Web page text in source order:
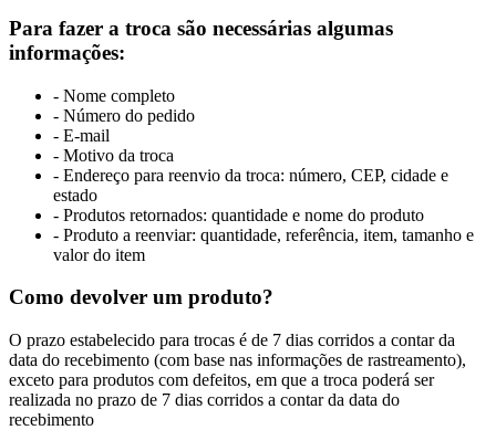
Para fazer a troca são necessárias algumas
informações:
- Nome completo
- Número do pedido
- E-mail
- Motivo da troca
- Endereço para reenvio da troca: número, CEP, cidade e
estado
- Produtos retornados: quantidade e nome do produto
- Produto a reenviar: quantidade, referência, item, tamanho e
valor do item
Como devolver um produto?
O prazo estabelecido para trocas é de 7 dias corridos a contar da
data do recebimento (com base nas informações de rastreamento),
exceto para produtos com defeitos, em que a troca poderá ser
realizada no prazo de 7 dias corridos a contar da data do
recebimento